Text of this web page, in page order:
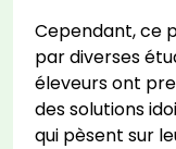
Cependant, ce
par diverses
éleveurs ont
des solutions
qui pèsent sur